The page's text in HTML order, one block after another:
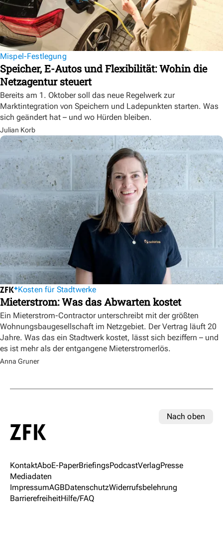
Mispel-Festlegung
Speicher, E-Autos und Flexibilität: Wohin die
Netzagentur steuert
Bereits am 1. Oktober soll das neue Regelwerk zur
Marktintegration von Speichern und Ladepunkten starten. Was
sich geändert hat – und wo Hürden bleiben.
Julian Korb
Kosten für Stadtwerke
Mieterstrom: Was das Abwarten kostet
Ein Mieterstrom-Contractor unterschreibt mit der größten
Wohnungsbaugesellschaft im Netzgebiet. Der Vertrag läuft 20
Jahre. Was das ein Stadtwerk kostet, lässt sich beziffern – und
es ist mehr als der entgangene Mieterstromerlös.
Anna Gruner
Nach oben
KontaktAboE-PaperBriefingsPodcastVerlagPresse
Mediadaten
ImpressumAGBDatenschutzWiderrufsbelehrung
BarrierefreiheitHilfe/FAQ